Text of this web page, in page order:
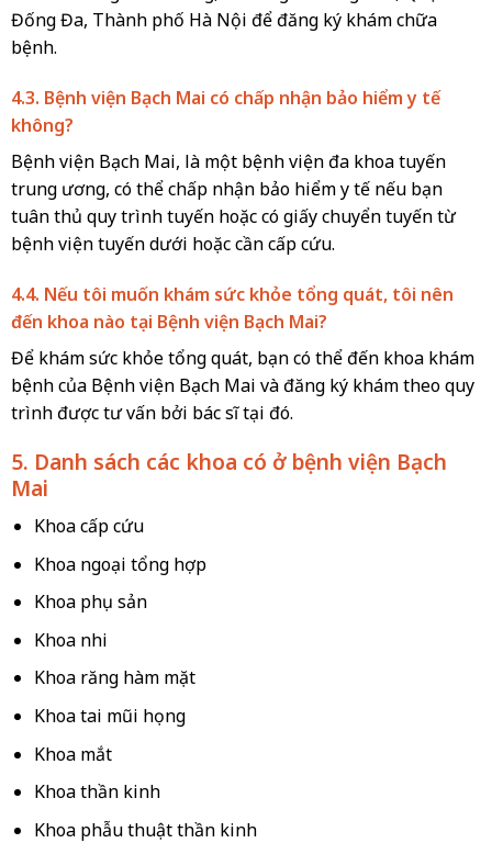
Đống Đa, Thành phố Hà Nội để đăng ký khám chữa
bệnh.
4.3. Bệnh viện Bạch Mai có chấp nhận bảo hiểm y tế
không?
Bệnh viện Bạch Mai, là một bệnh viện đa khoa tuyến
trung ương, có thể chấp nhận bảo hiểm y tế nếu bạn
tuân thủ quy trình tuyến hoặc có giấy chuyển tuyến từ
bệnh viện tuyến dưới hoặc cần cấp cứu.
4.4. Nếu tôi muốn khám sức khỏe tổng quát, tôi nên
đến khoa nào tại Bệnh viện Bạch Mai?
Để khám sức khỏe tổng quát, bạn có thể đến khoa khám
bệnh của Bệnh viện Bạch Mai và đăng ký khám theo quy
trình được tư vấn bởi bác sĩ tại đó.
5. Danh sách các khoa có ở bệnh viện Bạch
Mai
Khoa cấp cứu
Khoa ngoại tổng hợp
Khoa phụ sản
Khoa nhi
Khoa răng hàm mặt
Khoa tai mũi họng
Khoa mắt
Khoa thần kinh
Khoa phẫu thuật thần kinh